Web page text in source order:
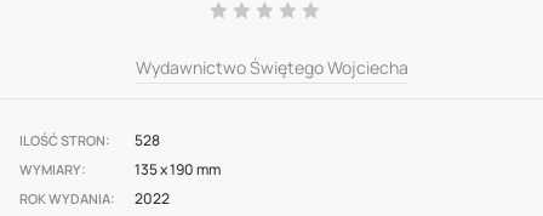
gallery
Ocena:
Wydawnictwo Świętego Wojciecha
ILOŚĆ STRON 528
WYMIARY 135 x 190 mm
ROK WYDANIA 2022